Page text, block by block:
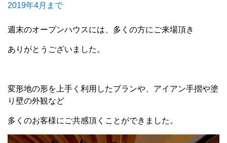
2019年4月まで
週末のオープンハウスには、多くの方にご来場頂き
ありがとうございました。
変形地の形を上手く利用したプランや、アイアン手摺や塗
り壁の外観など
多くのお客様にご共感頂くことができました。